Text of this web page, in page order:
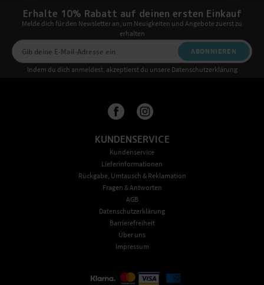
Erhalte 10% Rabatt auf deinen ersten Einkauf
Melde dich für den Newsletter an, um Neuigkeiten und Angebote zuerst zu
erhalten
ABONNIEREN
Indem du dich anmeldest, akzeptierst du unsere Datenschutzerklärung
KUNDENSERVICE
Kundenservice
Lieferinformationen
Rückgabe, Umtausch & Reklamation
Fragen & Antworten
AGB
Datenschutzerklärung
Barrierefreiheit
Über uns
Impressum